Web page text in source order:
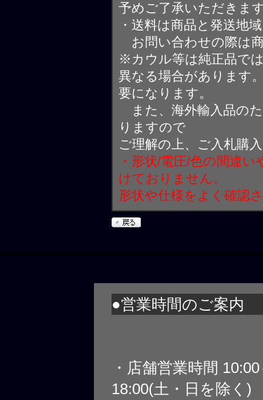
予めご了承いただきま
・送料は商品と発送地
お問い合わせの際は
※カウル等は純正品で
異なる場合があります
要になります。
また、海外輸入品の
りますので
ご理解の上、ご入札購
・形状/電圧/色の間違
けておりません。
形状や仕様をよく確認
●営業時間のご案内
・店舗営業時間
18:00(土・日を除く)